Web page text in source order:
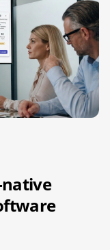
native